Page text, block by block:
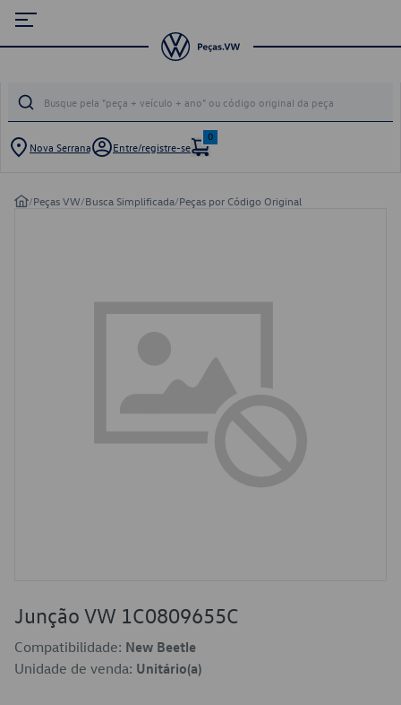
Nova Serrana Entre/registre-se
0
/Peças VW/Busca Simplificada/Peças por Código Original
Junção VW 1C0809655C
Compatibilidade: New Beetle
Unidade de venda: Unitário(a)